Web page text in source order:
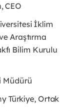
CEO
İklim
Araştırma
Bilim Kurulu
Müdürü
Türkiye, Ortak